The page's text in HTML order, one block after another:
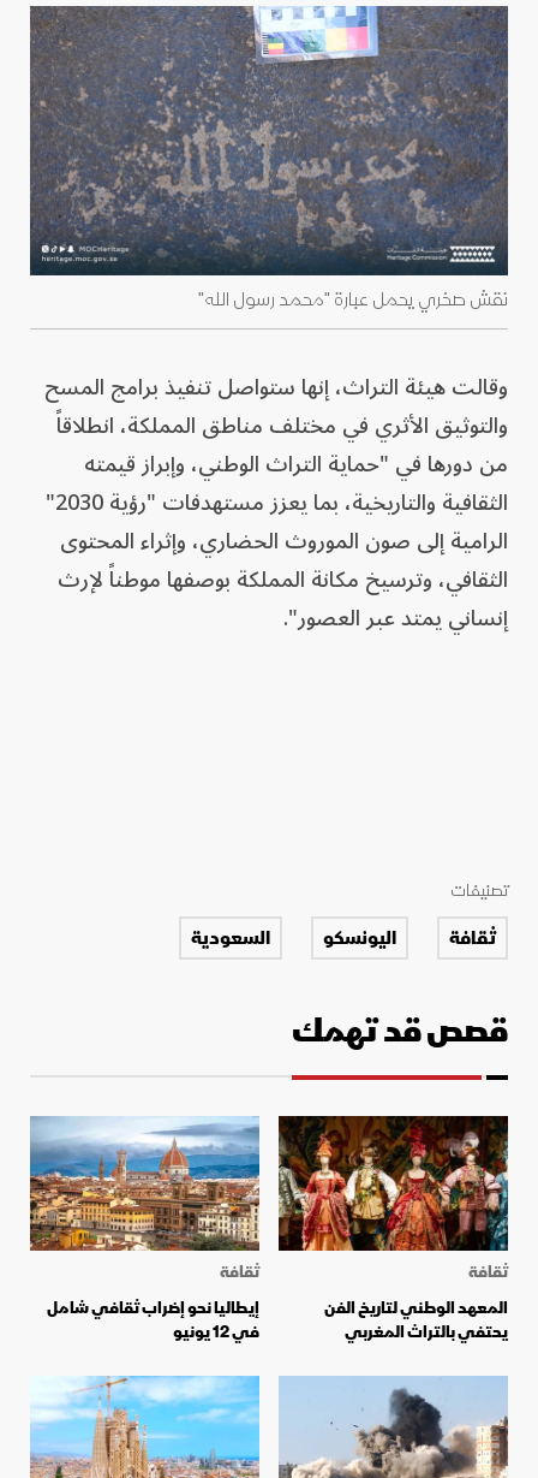
نقش صخري يحمل عبارة "محمد رسول الله"
وقالت هيئة التراث، إنها ستواصل تنفيذ برامج المسح
والتوثيق الأثري في مختلف مناطق المملكة، انطلاقاً
من دورها في "حماية التراث الوطني، وإبراز قيمته
الثقافية والتاريخية، بما يعزز مستهدفات "رؤية 2030"
الرامية إلى صون الموروث الحضاري، وإثراء المحتوى
الثقافي، وترسيخ مكانة المملكة بوصفها موطناً لإرث
إنساني يمتد عبر العصور".
تصنيفات
ثقافة اليونسكو السعودية
قصص قد تهمك
ثقافة
المعهد الوطني لتاريخ الفن
يحتفي بالتراث المغربي
ثقافة
إيطاليا نحو إضراب ثقافي شامل
في 12 يونيو